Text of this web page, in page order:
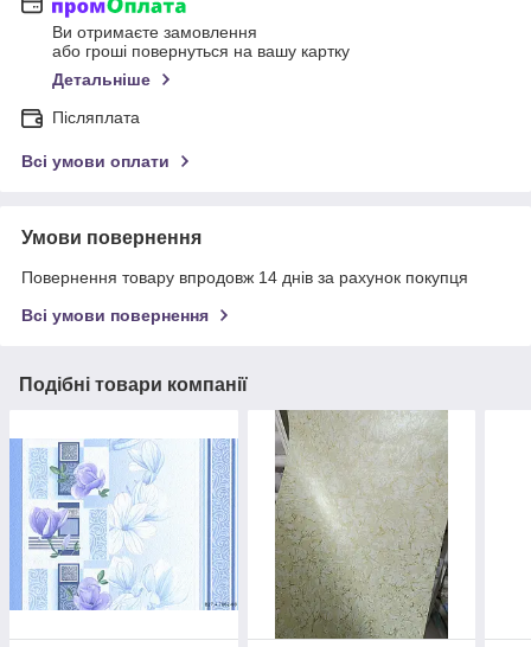
Ви отримаєте замовлення
або гроші повернуться на вашу картку
Детальніше
Післяплата
Всі умови оплати
Умови повернення
Повернення товару впродовж 14 днів за рахунок покупця
Всі умови повернення
Подібні товари компанії